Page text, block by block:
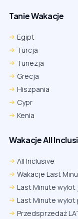
Tanie Wakacje
Egipt
Turcja
Tunezja
Grecja
Hiszpania
Cypr
Kenia
Wakacje All
All Inclusive
Wakacje Last
Last Minute wylot
Last Minute wylot
Przedsprzedaż